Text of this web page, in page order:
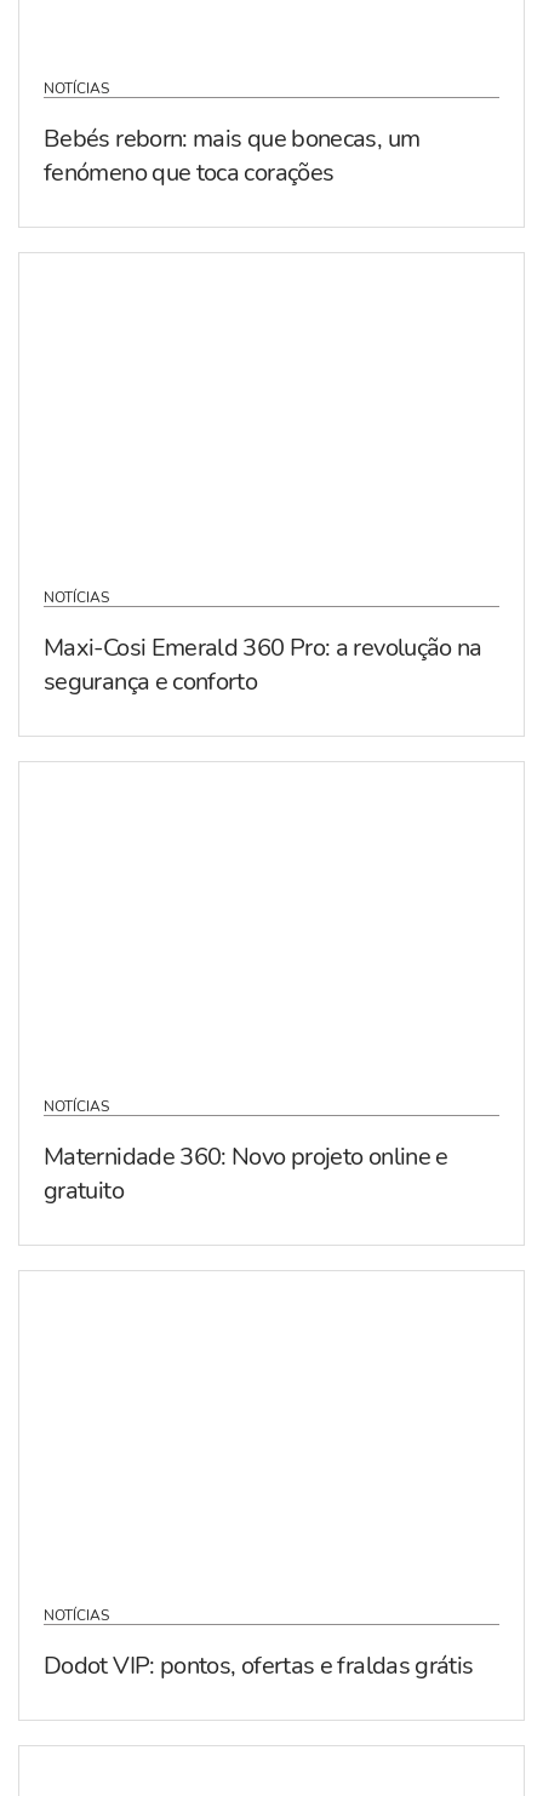
NOTÍCIAS
Bebés reborn: mais que bonecas, um
fenómeno que toca corações
NOTÍCIAS
Maxi-Cosi Emerald 360 Pro: a revolução na
segurança e conforto
NOTÍCIAS
Maternidade 360: Novo projeto online e
gratuito
NOTÍCIAS
Dodot VIP: pontos, ofertas e fraldas grátis